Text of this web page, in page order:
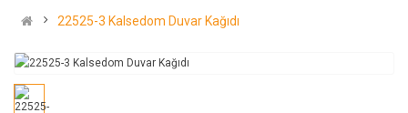
22525-3 Kalsedom Duvar Kağıdı